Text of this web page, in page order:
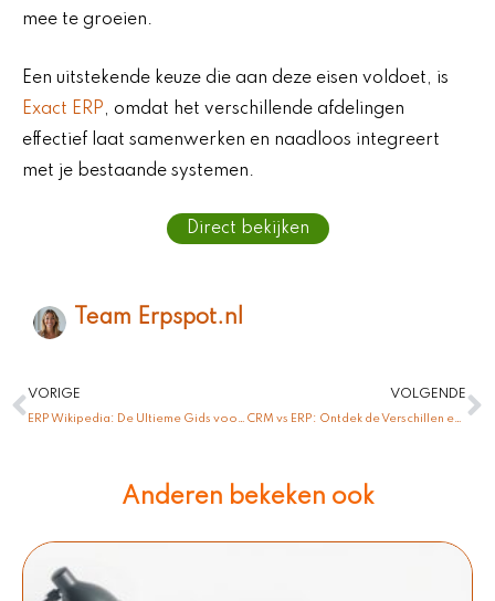
mee te groeien.
Een uitstekende keuze die aan deze eisen voldoet, is
Exact ERP, omdat het verschillende afdelingen
effectief laat samenwerken en naadloos integreert
met je bestaande systemen.
Direct bekijken
Team Erpspot.nl
Vorige
VORIGE VOLGENDE
CRM vs ERP: Ontdek de Verschillen en Vind Jouw Perfecte Bedrijfsoplossing!
Anderen bekeken ook